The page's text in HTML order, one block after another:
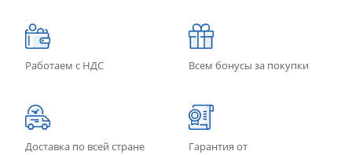
Работаем с НДС Всем бонусы за покупки
Доставка по всей стране
Гарантия от